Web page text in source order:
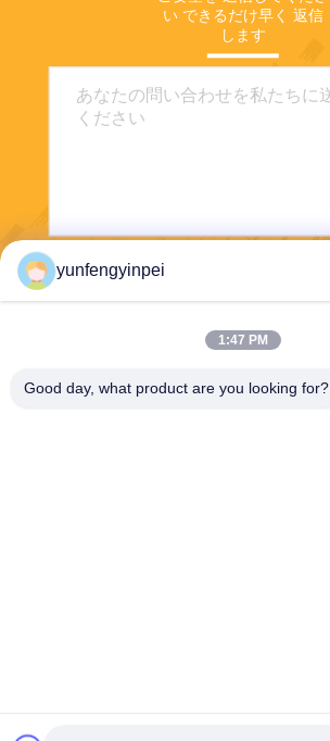
い できるだけ早く 返信
します
yunfengyinpei
1:47 PM
Good day, what product are you looking for?